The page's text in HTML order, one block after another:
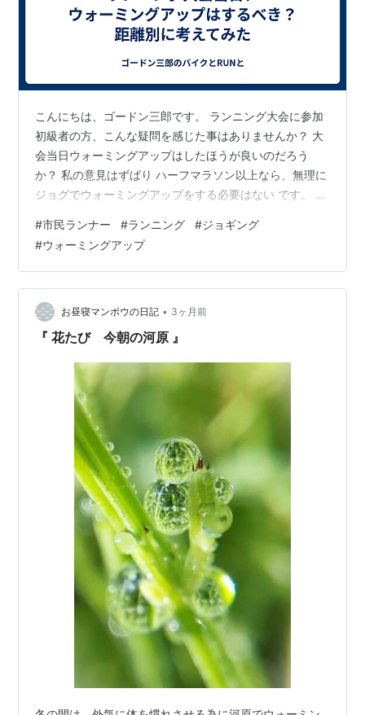
こんにちは、ゴードン三郎です。 ランニング大会に参加
初級者の方、こんな疑問を感じた事はありませんか？ 大
会当日ウォーミングアップはしたほうが良いのだろう
か？ 私の意見はずばり ハーフマラソン以上なら、無理に
ジョグでウォーミングアップをする必要はない です。 今
ラソン以上の距離を走ることを前提として考えてみま
す。 ではウォーミングアップは不要の理由ですが、 「最
初の5㎞で身体を温めればよい」からです。 →スタート
直後は団子状態でペースはなかなか上がりません。イラ
イラしてジグザグに強引に走るのは危険ですし、マナー
違反です。いっそ最初の5㎞はウォーミ…
#市民ランナー #ランニング #ジョギング
#ウォーミングアップ
お昼寝マンボウの日記 • 3ヶ月前
『 花たび 今朝の河原 』